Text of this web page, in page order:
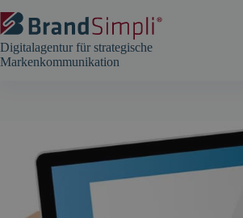
Inhalt
springen
Digitalagentur für strategische
Markenkommunikation